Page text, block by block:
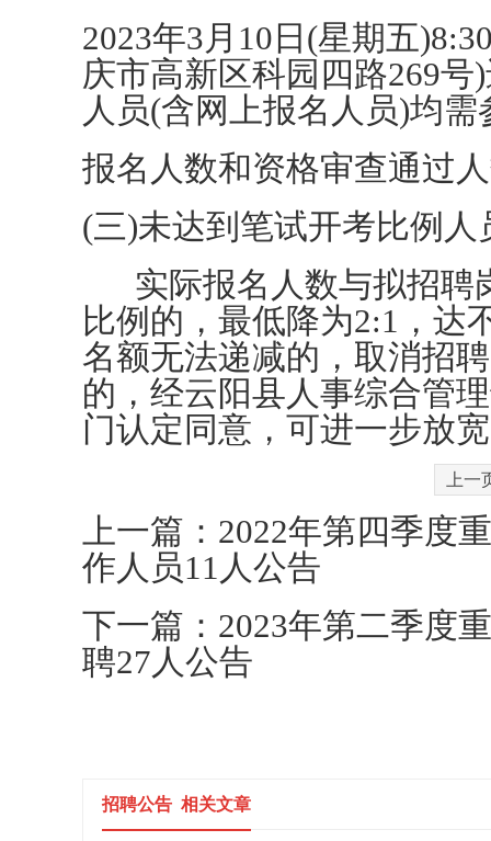
2023年3月10日(星期五
庆市高新区科园四路269
人员(含网上报名人员)均
报名人数和资格审查通过
(三)未达到笔试开考比例
实际报名人数与拟招聘
比例的，最低降为2:1，达
名额无法递减的，取消招
的，经云阳县人事综合管
门认定同意，可进一步放
上一
上一篇： 2022年第四季度
作人员11人公告
下一篇： 2023年第二季度
聘27人公告
招聘公告 相关文章